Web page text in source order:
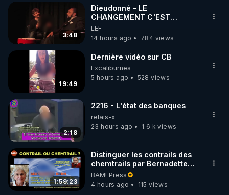
▶ 30 jours gratuit sur l’application de méditation et
de bien-être ENVOL :
Rendez-vous sur https://www.envol.app/code
le code : REGENERE
3:48
Dieudonné - LE
CHANGEMENT C'EST
MAINTENANT
LEF
14 hours ago
784 views
19:49
Dernière vidéo sur CB
Excaliburnes
5 hours ago
528 views
2:18
2216 - L'état des banques
relais-x
23 hours ago
1.6 k views
1:59:23
Distinguer les contrails des
chemtrails par Bernadette
Bihin
BAM! Press
4 hours ago
115 views